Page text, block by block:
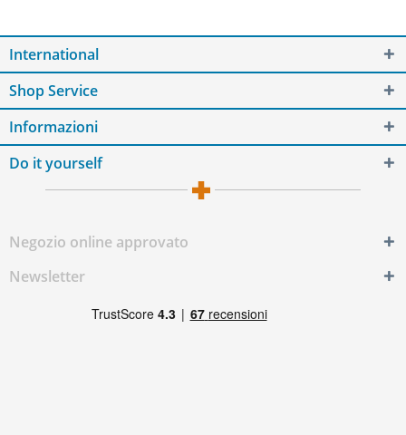
International
Shop Service
Informazioni
Do it yourself
Negozio online approvato
Newsletter